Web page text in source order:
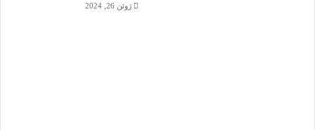
ژوئن 26, 2024